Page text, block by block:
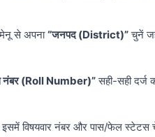
से अपना“जनपद (District)”चुनें
नंबर (Roll Number)”सही-सही दर्ज
विषयवार नंबर और पास/फेल स्टेटस